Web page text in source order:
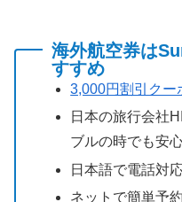
海外航空券は
すすめ
3,000円割引クー
日本の旅行会社
ブルの時でも安
日本語で電話対
ネットで簡単予約